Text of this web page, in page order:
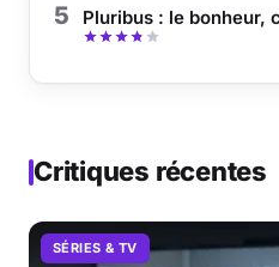
5 Pluribus : le bonheur,
Critiques récentes
SÉRIES & TV